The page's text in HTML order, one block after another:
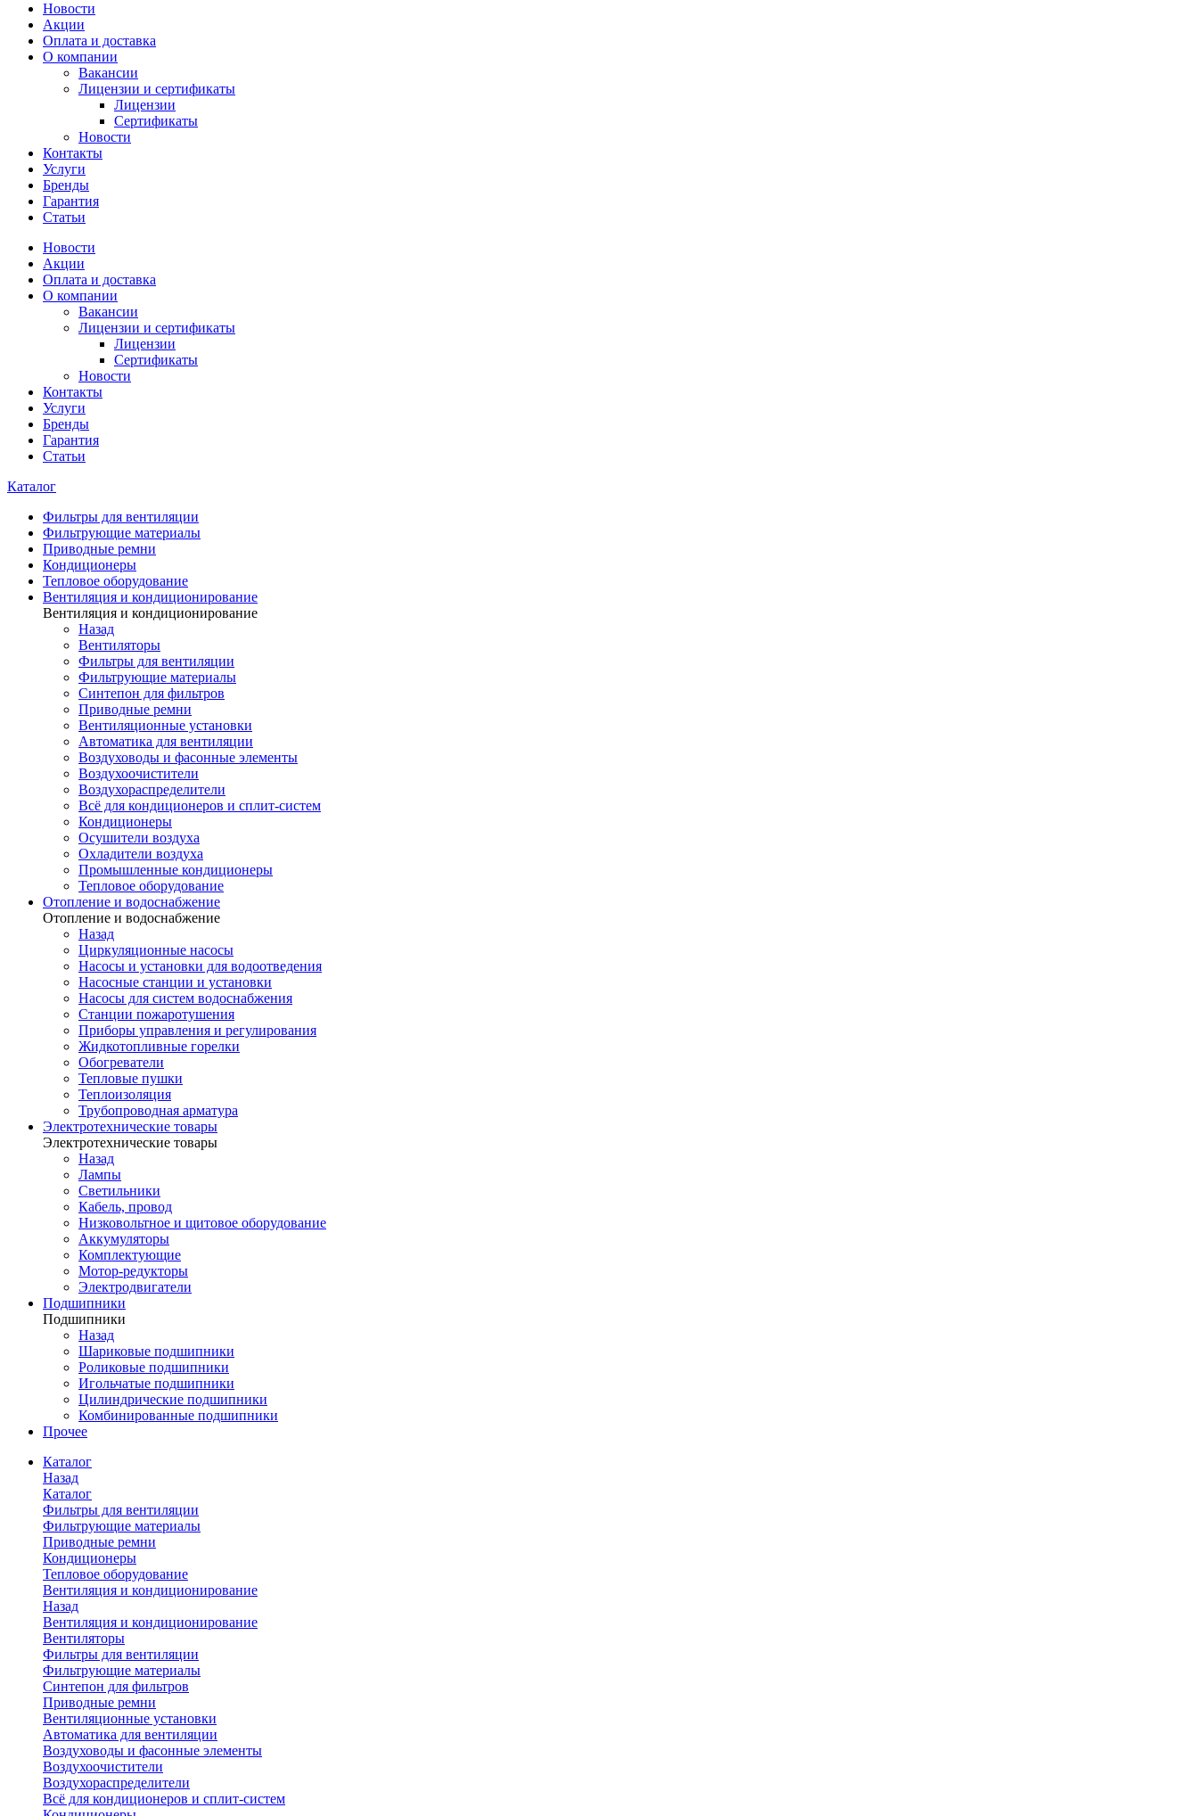
Новости
Акции
Оплата и доставка
О компании
Вакансии
Лицензии и сертификаты
Лицензии
Сертификаты
Новости
Контакты
Услуги
Бренды
Гарантия
Статьи
Новости
Акции
Оплата и доставка
О компании
Вакансии
Лицензии и сертификаты
Лицензии
Сертификаты
Новости
Контакты
Услуги
Бренды
Гарантия
Статьи
Каталог
Фильтры для вентиляции
Фильтрующие материалы
Приводные ремни
Кондиционеры
Тепловое оборудование
Вентиляция и кондиционирование
Вентиляция и кондиционирование
Назад
Вентиляторы
Фильтры для вентиляции
Фильтрующие материалы
Синтепон для фильтров
Приводные ремни
Вентиляционные установки
Автоматика для вентиляции
Воздуховоды и фасонные элементы
Воздухоочистители
Воздухораспределители
Всё для кондиционеров и сплит-систем
Кондиционеры
Осушители воздуха
Охладители воздуха
Промышленные кондиционеры
Тепловое оборудование
Отопление и водоснабжение
Отопление и водоснабжение
Назад
Циркуляционные насосы
Насосы и установки для водоотведения
Насосные станции и установки
Насосы для систем водоснабжения
Станции пожаротушения
Приборы управления и регулирования
Жидкотопливные горелки
Обогреватели
Тепловые пушки
Теплоизоляция
Трубопроводная арматура
Электротехнические товары
Электротехнические товары
Назад
Лампы
Светильники
Кабель, провод
Низковольтное и щитовое оборудование
Аккумуляторы
Комплектующие
Мотор-редукторы
Электродвигатели
Подшипники
Подшипники
Назад
Шариковые подшипники
Роликовые подшипники
Игольчатые подшипники
Цилиндрические подшипники
Комбинированные подшипники
Прочее
Каталог
Назад
Каталог
Фильтры для вентиляции
Фильтрующие материалы
Приводные ремни
Кондиционеры
Тепловое оборудование
Вентиляция и кондиционирование
Назад
Вентиляция и кондиционирование
Вентиляторы
Фильтры для вентиляции
Фильтрующие материалы
Синтепон для фильтров
Приводные ремни
Вентиляционные установки
Автоматика для вентиляции
Воздуховоды и фасонные элементы
Воздухоочистители
Воздухораспределители
Всё для кондиционеров и сплит-систем